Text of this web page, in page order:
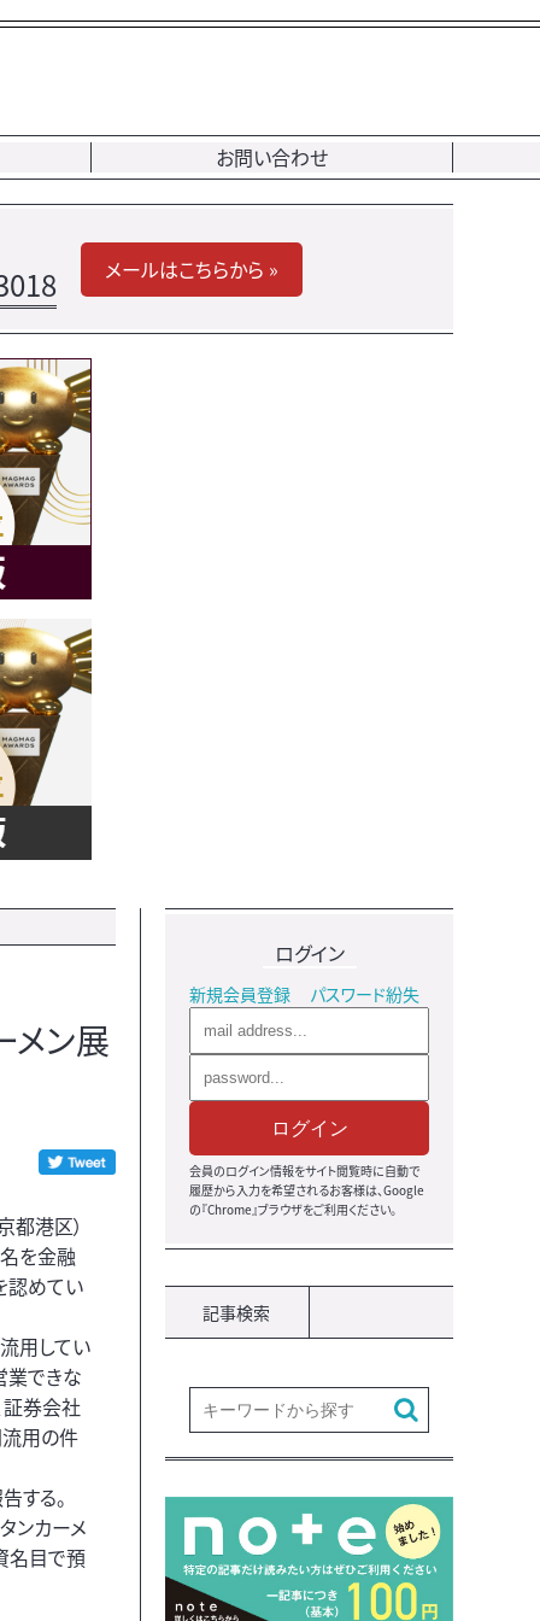
お問い合わせ
メールはこちらから »
メン展
都港区）
名を金融
認めてい
用してい
業できな
証券会社
流用の件
する。
ンカーメ
名目で預
ログイン
新規会員登録 パスワード紛失
ログイン
会員のログイン情報をサイト閲覧時に自動で
履歴から入力を希望されるお客様は、Google
の『Chrome』ブラウザをご利用ください。
記事検索